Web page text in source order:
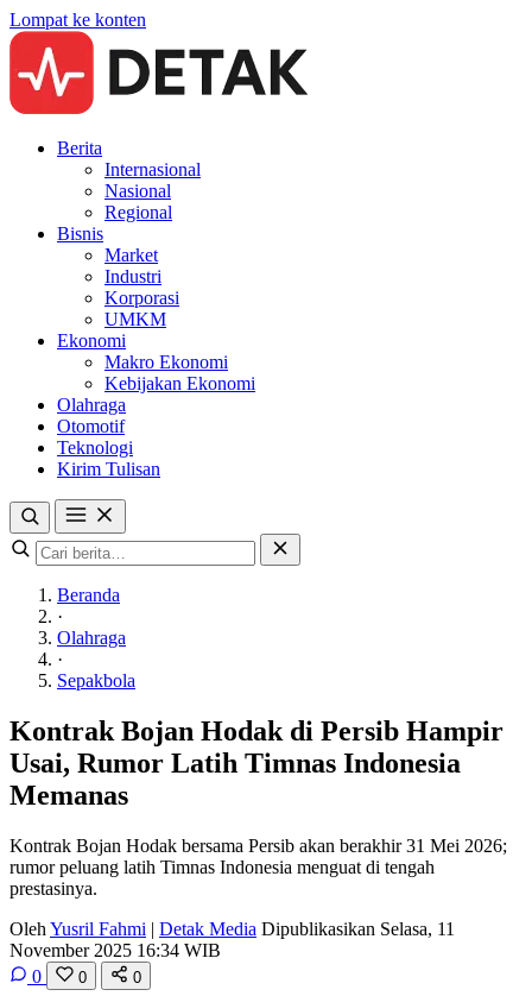
Lompat ke konten
Berita
Internasional
Nasional
Regional
Bisnis
Market
Industri
Korporasi
UMKM
Ekonomi
Makro Ekonomi
Kebijakan Ekonomi
Olahraga
Otomotif
Teknologi
Kirim Tulisan
Beranda
·
Olahraga
·
Sepakbola
Kontrak Bojan Hodak di Persib Hampir
Usai, Rumor Latih Timnas Indonesia
Memanas
Kontrak Bojan Hodak bersama Persib akan berakhir 31 Mei 2026;
rumor peluang latih Timnas Indonesia menguat di tengah
prestasinya.
Oleh Yusril Fahmi | Detak Media Dipublikasikan Selasa, 11
November 2025 16:34 WIB
0
0 0